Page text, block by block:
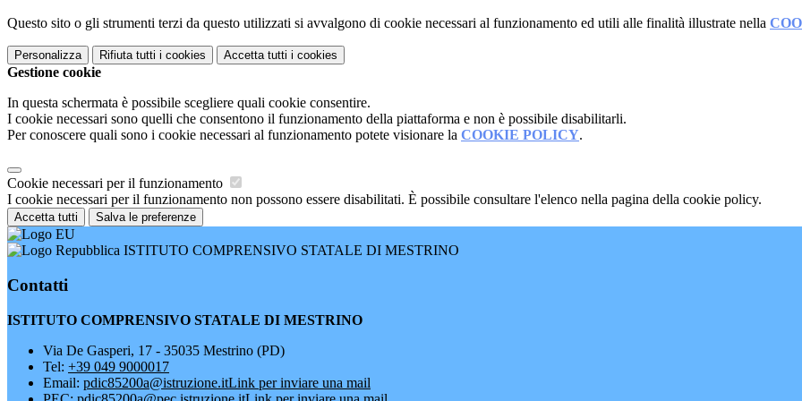
Questo sito o gli strumenti terzi da questo utilizzati si avvalgono di cookie necessari al funzionamento ed utili alle finalità illustrate nella
Personalizza Rifiuta tutti i cookies Accetta tutti i cookies
Gestione cookie
In questa schermata è possibile scegliere quali cookie consentire.
I cookie necessari sono quelli che consentono il funzionamento della piattaforma e non è possibile disabilitarli.
Per conoscere quali sono i cookie necessari al funzionamento potete visionare la COOKIE POLICY.
Cookie necessari per il funzionamento
I cookie necessari per il funzionamento non possono essere disabilitati. È possibile consultare l'elenco nella pagina della cookie policy.
Accetta tutti Salva le preferenze
ISTITUTO COMPRENSIVO STATALE DI MESTRINO
Contatti
ISTITUTO COMPRENSIVO STATALE DI MESTRINO
Via De Gasperi, 17 - 35035 Mestrino (PD)
Tel: +39 049 9000017
Email: pdic85200a@istruzione.itLink per inviare una mail